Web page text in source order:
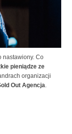
nastawiony. Co
pieniądze ze
organizacji
Out Agencja